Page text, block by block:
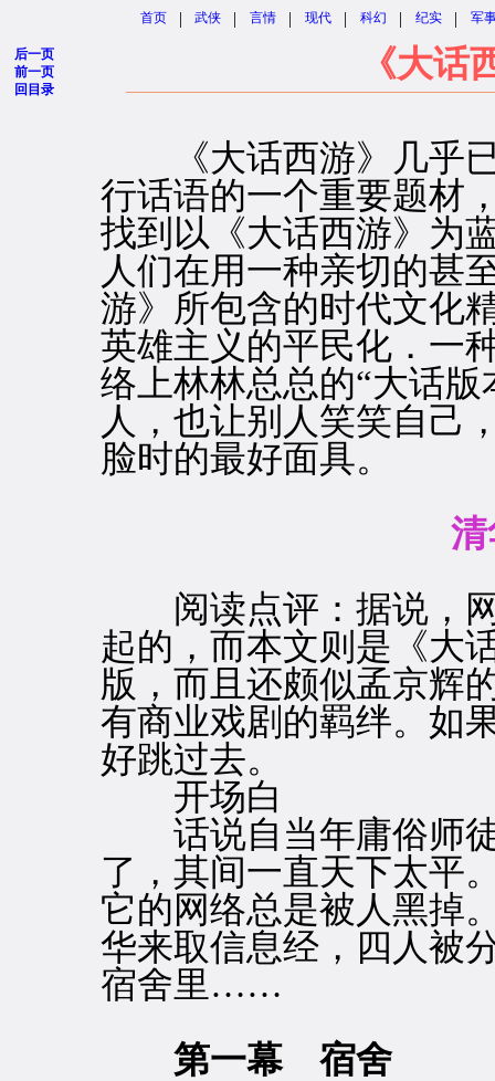
首页 | 武侠 | 言情 | 现代 | 科幻 | 纪实 | 军
后一页
前一页
回目录
《大话
《大话西游》几乎已
行话语的一个重要题材
找到以《大话西游》为
人们在用一种亲切的甚
游》所包含的时代文
英雄主义的平民化．
络上林林总总的“大话
人，也让别人笑笑自己
脸时的最好面具。
阅读点评：据说，网
起的，而本文则是《大
版，而且还颇似孟京辉
有商业戏剧的羁绊。如
好跳过去。
开场白
话说自当年庸俗师徒
了，其间一直天下太平
它的网络总是被人黑掉
华来取信息经，四人被
宿舍里……
第一幕 宿舍